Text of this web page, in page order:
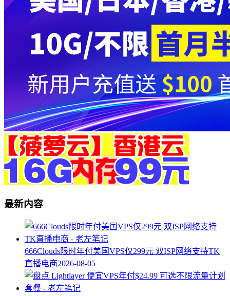
最新内容
666Clouds限时年付美国VPS仅299元 双ISP网络支持TK
直播电商2026-08-05